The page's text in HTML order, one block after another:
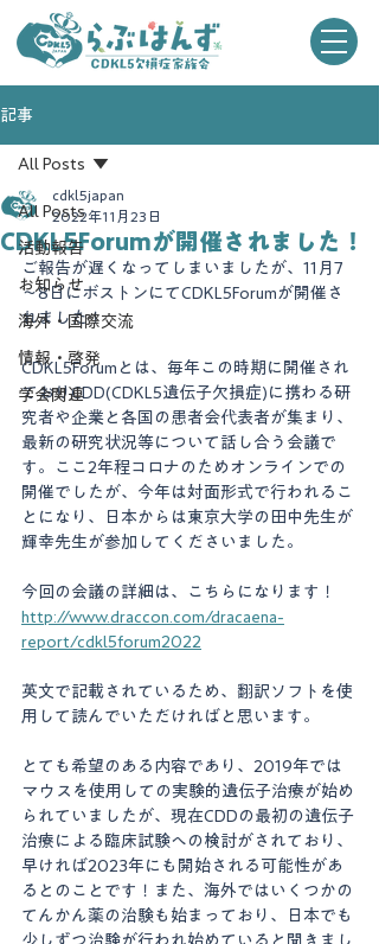
記事
All Posts
活動報告
お知らせ
海外・国際交流
情報・啓発
学会関連
All Posts
CDKL5Forumが開催されました！
cdkl5japan
2022年11月23日
ご報告が遅くなってしまいましたが、11月7
～8日にボストンにてCDKL5Forumが開催さ
れました！
CDKL5Forumとは、毎年この時期に開催され
ておりCDD(CDKL5遺伝子欠損症)に携わる研
究者や企業と各国の患者会代表者が集まり、
最新の研究状況等について話し合う会議で
す。ここ2年程コロナのためオンラインでの
開催でしたが、今年は対面形式で行われるこ
とになり、日本からは東京大学の田中先生が
輝幸先生が参加してくださいました。
今回の会議の詳細は、こちらになります！
http://www.draccon.com/dracaena-
report/cdkl5forum2022
英文で記載されているため、翻訳ソフトを使
用して読んでいただければと思います。
とても希望のある内容であり、2019年では
マウスを使用しての実験的遺伝子治療が始め
られていましたが、現在CDDの最初の遺伝子
治療による臨床試験への検討がされており、
早ければ2023年にも開始される可能性があ
るとのことです！また、海外ではいくつかの
てんかん薬の治験も始まっており、日本でも
少しずつ治験が行われ始めていると聞きまし